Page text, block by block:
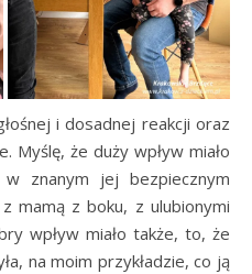
i dosadnej reakcji oraz
Myślę, że duży wpływ miało
znanym jej bezpiecznym
mamą z boku, z ulubionymi
wpływ miało także, to, że
na moim przykładzie, co ją